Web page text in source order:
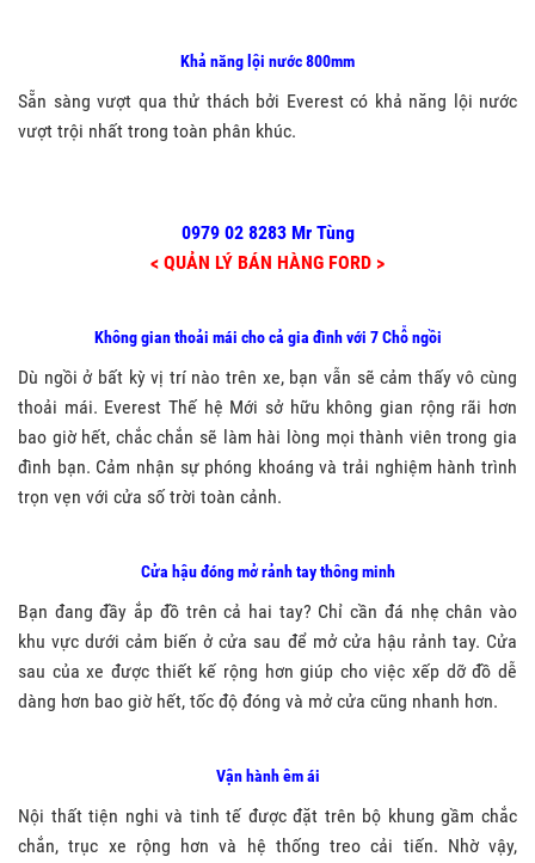
Khả năng lội nước 800mm
Sẵn sàng vượt qua thử thách bởi Everest có khả năng lội nước
vượt trội nhất trong toàn phân khúc.
0979 02 8283 Mr Tùng
< QUẢN LÝ BÁN HÀNG FORD >
Không gian thoải mái cho cả gia đình với 7 Chỗ ngồi
Dù ngồi ở bất kỳ vị trí nào trên xe, bạn vẫn sẽ cảm thấy vô cùng
thoải mái. Everest Thế hệ Mới sở hữu không gian rộng rãi hơn
bao giờ hết, chắc chắn sẽ làm hài lòng mọi thành viên trong gia
đình bạn. Cảm nhận sự phóng khoáng và trải nghiệm hành trình
trọn vẹn với cửa số trời toàn cảnh.
Cửa hậu đóng mở rảnh tay thông minh
Bạn đang đầy ắp đồ trên cả hai tay? Chỉ cần đá nhẹ chân vào
khu vực dưới cảm biến ở cửa sau để mở cửa hậu rảnh tay. Cửa
sau của xe được thiết kế rộng hơn giúp cho việc xếp dỡ đồ dễ
dàng hơn bao giờ hết, tốc độ đóng và mở cửa cũng nhanh hơn.
Vận hành êm ái
Nội thất tiện nghi và tinh tế được đặt trên bộ khung gầm chắc
chắn, trục xe rộng hơn và hệ thống treo cải tiến. Nhờ vậy,